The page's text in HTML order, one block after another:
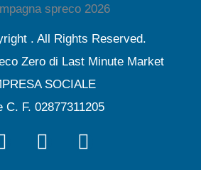
e
r
b
e
g
r
a
. All Rights Reserved.
Zero di Last Minute Market
SOCIALE
C. F. 02877311205
F
T
Y